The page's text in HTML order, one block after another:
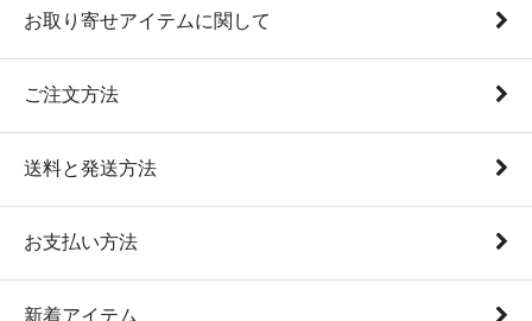
お取り寄せアイテムに関して
ご注文方法
送料と発送方法
お支払い方法
新着アイテム